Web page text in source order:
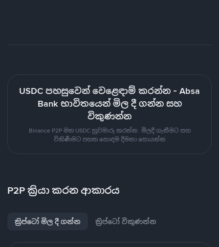
USDC පහසුවෙන් වෙළෙඳාම් කරන්න - Absa
Bank භාවිතයෙන් මිල දී ගන්න සහ
විකුණන්න
Binance P2P මත USDC හුවමාරු කරන්න. මිලදී ගැනීමට සහ
විකිණීමට පහත හොඳම දීමනා සොයන්න
P2P ක්‍රියා කරන ආකාරය
ක්‍රිප්ටෝ මිල දී ගන්න ක්‍රිප්ටෝ විකුණන්න